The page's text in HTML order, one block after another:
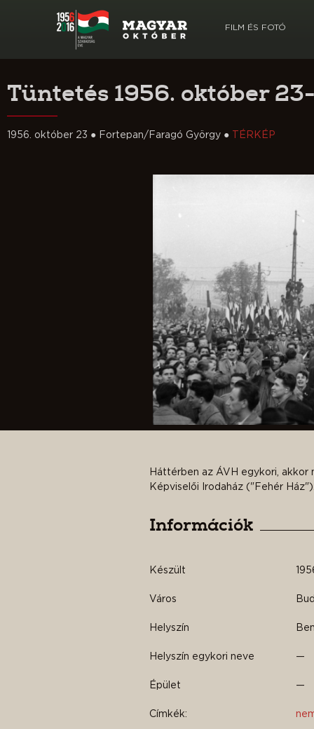
FILM ÉS FOTÓ
Tüntetés 1956. október
1956. október 23 ● Fortepan/Faragó György ● TÉRKÉP
Háttérben az ÁVH egykori,
Képviselői Irodaház ("Fehér
Információk
Készült
Város
Helyszín
Helyszín egykori neve —
Épület —
Címkék: